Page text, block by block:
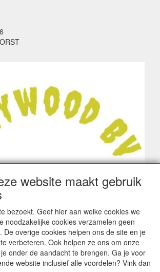
website maakt gebruik
bezoekt. Geef hier aan welke cookies we
noodzakelijke cookies verzamelen geen
De overige cookies helpen ons de site en je
verbeteren. Ook helpen ze ons om onze
onder de aandacht te brengen. Ga je voor
website inclusief alle voordelen? Vink dan